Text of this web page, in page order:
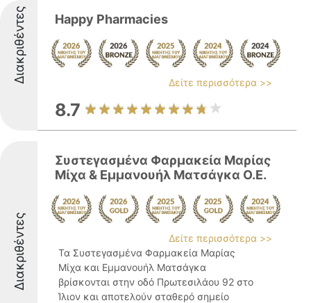
Διακριθέντες Happy Pharmacies
Δείτε περισσότερα >>
8.7
Διακριθέντες
Συστεγασμένα Φαρμακεία Μαρίας
Μίχα & Εμμανουήλ Ματσάγκα Ο.Ε.
Δείτε περισσότερα >>
Τα Συστεγασμένα Φαρμακεία Μαρίας
Μίχα και Εμμανουήλ Ματσάγκα
βρίσκονται στην οδό Πρωτεσιλάου 92 στο
Ίλιον και αποτελούν σταθερό σημείο